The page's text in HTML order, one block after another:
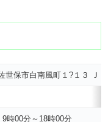
世保市白南風町１?１３ Ｊ
9時00分～18時00分